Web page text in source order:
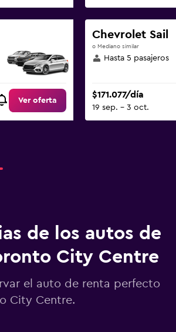
Ver oferta
Chevrolet Sail
o Mediano similar
Hasta 5 pasajeros
$171.077/día
19 sep. - 3 oct.
de los autos de
City Centre
el auto de renta perfecto
City Centre.